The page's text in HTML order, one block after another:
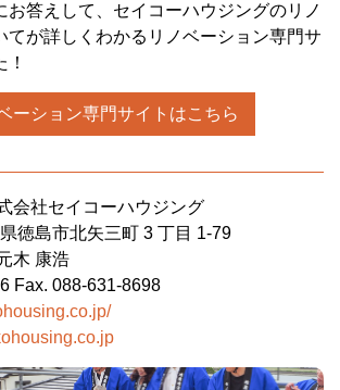
お答えして、セイコーハウジングのリノ
てが詳しくわかるリノベーション専門サ
ーション専門サイトはこちら
会社セイコーハウジング
徳島市北矢三町 3 丁目 1-79
木 康浩
Fax. 088-631-8698